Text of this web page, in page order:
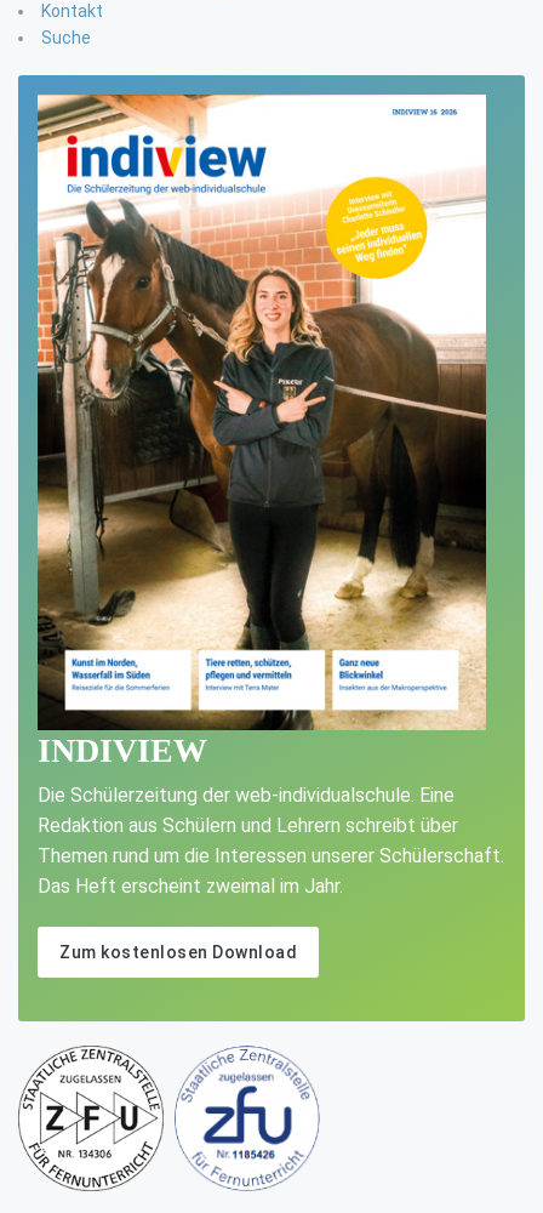
Kontakt
Suche
INDIVIEW
Die Schülerzeitung der web-individualschule. Eine
Redaktion aus Schülern und Lehrern schreibt über
Themen rund um die Interessen unserer Schülerschaft.
Das Heft erscheint zweimal im Jahr.
Zum kostenlosen Download